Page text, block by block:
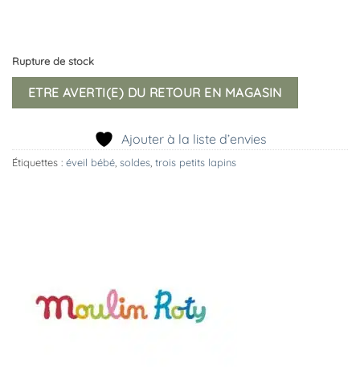
Rupture de stock
ETRE AVERTI(E) DU RETOUR EN MAGASIN
Ajouter à la liste d’envies
Étiquettes : éveil bébé soldes trois petits lapins